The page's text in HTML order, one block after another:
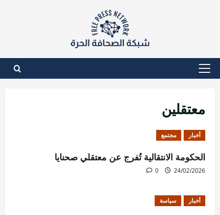
القائمة
معتقلين
أخبار مجتمع
الحكومة الانتقالية تُفرج عن معتقلي صحنايا
24/02/2026
0
أخبار سياسة